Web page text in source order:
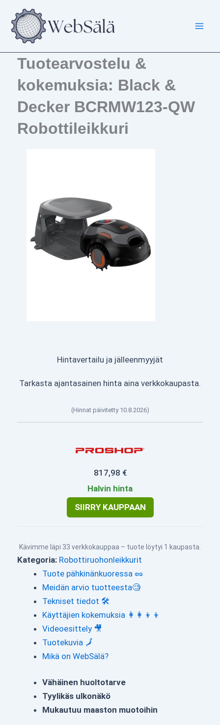
sisältöön
Tuotearvostelu &
kokemuksia: Black &
Decker BCRMW123-QW
Robottileikkuri
Hintavertailu ja jälleenmyyjät
Tarkasta ajantasainen hinta aina verkkokaupasta.
(Hinnat päivitetty 10.8.2026)
817,98 €
Halvin hinta
SIIRRY KAUPPAAN
Kävimme läpi 33 verkkokauppaa – tuote löytyi 1 kaupasta.
Kategoria: Robottiruohonleikkurit
Tuote pähkinänkuoressa 🥜
Meidän arvio tuotteesta🧐
Tekniset tiedot 🛠
Käyttäjien kokemuksia 👩‍👩‍👦‍👦
Videoesittely 🎥
Tuotekuvia 🗾
Mikä on WebSälä?
Vähäinen huoltotarve
Tyylikäs ulkonäkö
Mukautuu maaston muotoihin